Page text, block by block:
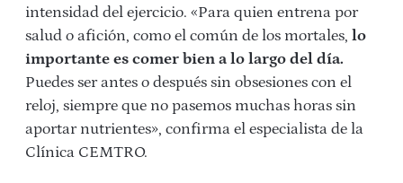
intensidad del ejercicio. «Para quien entrena por
salud o afición, como el común de los mortales, lo
importante es comer bien a lo largo del día.
Puedes ser antes o después sin obsesiones con el
reloj, siempre que no pasemos muchas horas sin
aportar nutrientes», confirma el especialista de la
Clínica CEMTRO.